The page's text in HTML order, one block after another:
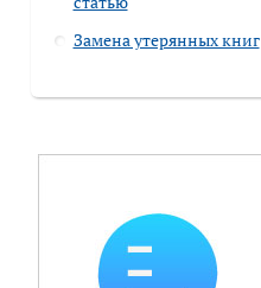
Замена утерянных книг